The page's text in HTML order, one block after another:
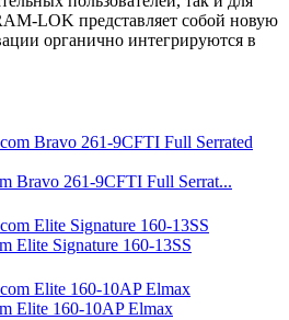
LOK представляет собой новую
органично интегрируются в
Bravo 261-9CFTI Full Serrat...
Elite Signature 160-13SS
Elite 160-10AP Elmax